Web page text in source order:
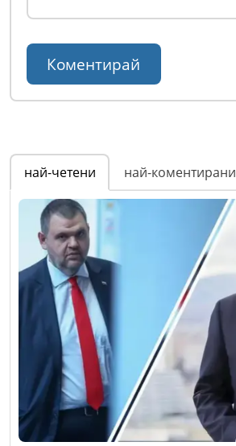
най-четени най-коментирани